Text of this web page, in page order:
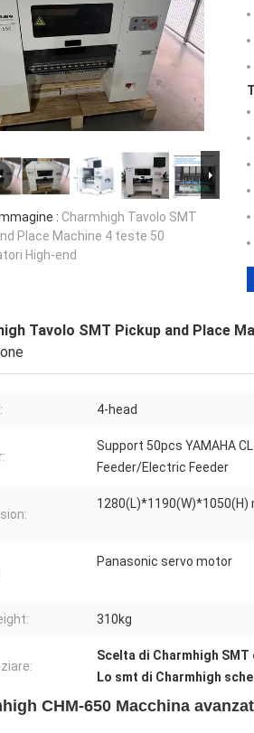
: Charmhigh Tavolo SMT
Place Machine 4 teste 50
High-end
Tavolo SMT Pickup and Place
4-head
Support 50pcs YAMAHA CL
Feeder/Electric Feeder
1280(L)*1190(W)*1050(H)
Panasonic servo motor
310kg
Scelta di Charmhigh
Lo smt di Charmhigh
CHM-650 Macchina